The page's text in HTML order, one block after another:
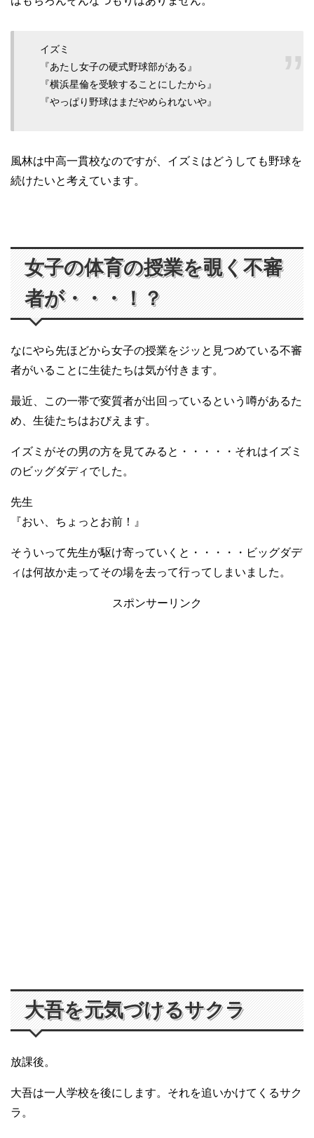
イズミ
『あたし女子の硬式野球部がある』
『横浜星倫を受験することにしたから』
『やっぱり野球はまだやめられないや』
風林は中高一貫校なのですが、イズミはどうしても野球を
続けたいと考えています。
女子の体育の授業を覗く不審
者が・・・！？
なにやら先ほどから女子の授業をジッと見つめている不審
者がいることに生徒たちは気が付きます。
最近、この一帯で変質者が出回っているという噂があるた
め、生徒たちはおびえます。
イズミがその男の方を見てみると・・・・・それはイズミ
のビッグダディでした。
先生
『おい、ちょっとお前！』
そういって先生が駆け寄っていくと・・・・・ビッグダデ
ィは何故か走ってその場を去って行ってしまいました。
スポンサーリンク
大吾を元気づけるサクラ
放課後。
大吾は一人学校を後にします。それを追いかけてくるサク
ラ。